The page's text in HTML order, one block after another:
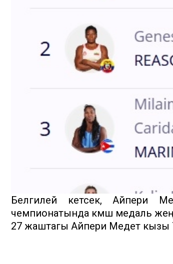
Белгилей кетсек, Айпери
чемпионатында күмүш медаль
27 жаштагы Айпери Медет кызы